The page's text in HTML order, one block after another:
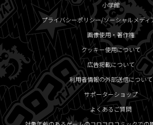
小学館
プライバシーポリシー/ソーシャルメディ
画像使用・著作権
クッキー使用について
広告掲載について
利用者情報の外部送信について
サポーターショップ
よくあるご質問